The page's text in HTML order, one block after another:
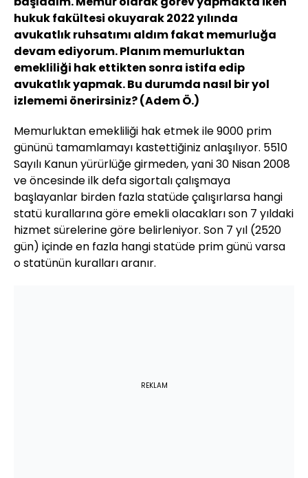
hukuk fakültesi okuyarak 2022 yılında
avukatlık ruhsatımı aldım fakat memurluğa
devam ediyorum. Planım memurluktan
emekliliği hak ettikten sonra istifa edip
avukatlık yapmak. Bu durumda nasıl bir yol
izlememi önerirsiniz? (Adem Ö.)
Memurluktan emekliliği hak etmek ile 9000 prim
gününü tamamlamayı kastettiğiniz anlaşılıyor. 5510
Sayılı Kanun yürürlüğe girmeden, yani 30 Nisan 2008
ve öncesinde ilk defa sigortalı çalışmaya
başlayanlar birden fazla statüde çalışırlarsa hangi
statü kurallarına göre emekli olacakları son 7 yıldaki
hizmet sürelerine göre belirleniyor. Son 7 yıl (2520
gün) içinde en fazla hangi statüde prim günü varsa
o statünün kuralları aranır.
REKLAM